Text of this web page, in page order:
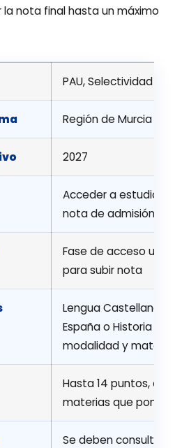
nota final hasta un máximo
PAU, Selectividad o
Región de Murcia
2027
Acceder a estudios
nota de admisión
Fase de acceso u
para subir nota
Lengua Castellana y
España o Historia de
modalidad y
Hasta 14 puntos,
materias que
Se deben consultar